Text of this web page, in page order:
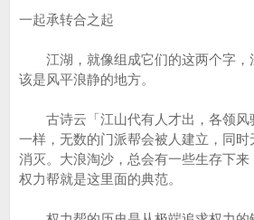
一起承转合之起
江湖，就像组成它们的这两个字，
该是风平浪静的地方。
古诗云「江山代有人才出，各领风
一样，无数的门派帮会被人建立，同时
消灭。大浪淘沙，总会有一些生存下来
权力帮就是这里面的典范。